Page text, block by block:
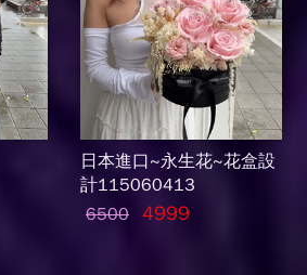
日本進口~永生花~花盒設
計115060413
6500 4999